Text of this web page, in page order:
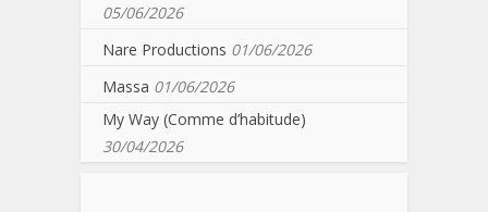
05/06/2026
Nare Productions 01/06/2026
Massa 01/06/2026
My Way (Comme d’habitude)
30/04/2026